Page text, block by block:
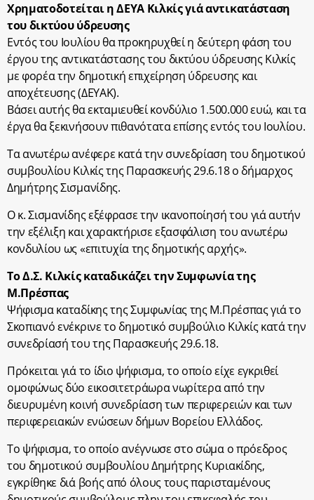
Χρηματοδοτείται η ΔΕΥΑ Κιλκίς γιά αντικατάσταση
του δικτύου ύδρευσης
Εντός του Ιουλίου θα προκηρυχθεί η δεύτερη φάση του
έργου της αντικατάστασης του δικτύου ύδρευσης Κιλκίς
με φορέα την δημοτική επιχείρηση ύδρευσης και
αποχέτευσης (ΔΕΥΑΚ).
Βάσει αυτής θα εκταμιευθεί κονδύλιο 1.500.000 ευώ, και τα
έργα θα ξεκινήσουν πιθανότατα επίσης εντός του Ιουλίου.
Τα ανωτέρω ανέφερε κατά την συνεδρίαση του δημοτικού
συμβουλίου Κιλκίς της Παρασκευής 29.6.18 ο δήμαρχος
Δημήτρης Σισμανίδης.
Ο κ. Σισμανίδης εξέφρασε την ικανοποίησή του γιά αυτήν
την εξέλιξη και χαρακτήρισε εξασφάλιση του ανωτέρω
κονδυλίου ως «επιτυχία της δημοτικής αρχής».
Το Δ.Σ. Κιλκίς καταδικάζει την Συμφωνία της
Μ.Πρέσπας
Ψήφισμα καταδίκης της Συμφωνίας της Μ.Πρέσπας γιά το
Σκοπιανό ενέκρινε το δημοτικό συμβούλιο Κιλκίς κατά την
συνεδρίασή του της Παρασκευής 29.6.18.
Πρόκειται γιά το ίδιο ψήφισμα, το οποίο είχε εγκριθεί
ομοφώνως δύο εικοσιτετράωρα νωρίτερα από την
διευρυμένη κοινή συνεδρίαση των περιφερειών και των
περιφερειακών ενώσεων δήμων Βορείου Ελλάδος.
Το ψήφισμα, το οποίο ανέγνωσε στο σώμα ο πρόεδρος
του δημοτικού συμβουλίου Δημήτρης Κυριακίδης,
εγκρίθηκε διά βοής από όλους τους παρισταμένους